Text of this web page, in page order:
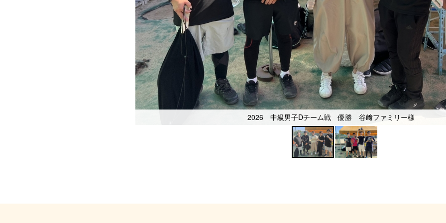
2026 中級男子Dチーム戦 優勝 谷﨑ファミリー様